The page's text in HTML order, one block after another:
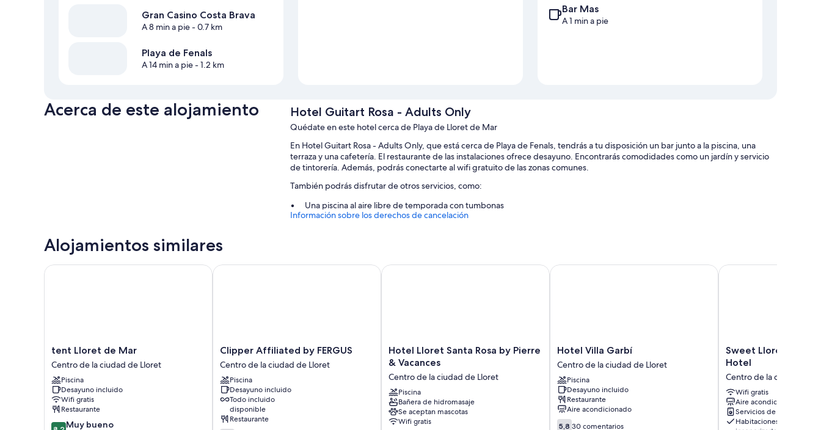
Gran Casino Costa Brava
A 8 min a pie- 0.7 km
Playa de Fenals
A 14 min a pie- 1.2 km
Bar Mas
A 1 min a pie
Acerca de este alojamiento Hotel Guitart Rosa - Adults Only
Quédate en este hotel cerca de Playa de Lloret de Mar
En Hotel Guitart Rosa - Adults Only, que está cerca de Playa de Fenals, tendrás a tu disposición un bar junto a la piscina, una
terraza y una cafetería. El restaurante de las instalaciones ofrece desayuno. Encontrarás comodidades como un jardín y servicio
de tintorería. Además, podrás conectarte al wifi gratuito de las zonas comunes.
También podrás disfrutar de otros servicios, como:
Una piscina al aire libre de temporada con tumbonas
Aparcamiento (de pago), una mesa de billar y un ascensor
Características de la habitación
Televisiones de 20 pulgadas con canales por cable
Balcones, servicio de limpieza diario y teléfonos
Información sobre los derechos de cancelación
Alojamientos similares
tent
Lloret
de
Mar
Centro
de
la
ciudad
tent Lloret de Mar
Centro de la ciudad de Lloret
Piscina
Desayuno incluido
Wifi gratis
Restaurante
8.2 Muy bueno
tent Lloret de Mar
Clipper
Affiliated
by
FERGUS
Centro
de
la
ciudad
Clipper Affiliated by FERGUS
Centro de la ciudad de Lloret
Piscina
Desayuno incluido
Todo incluido
disponible
Restaurante
Clipper Affiliated by FERGUS
Hotel
Lloret
Rosa
by
Pierre
&
Vacances
Hotel Lloret Santa Rosa by Pierre
& Vacances
Centro de la ciudad de Lloret
Piscina
Bañera de hidromasaje
Se aceptan mascotas
Wifi gratis
Hotel Lloret Santa Rosa by Pierre & Vacances
Hotel
Villa
Garbí
Centro
de
la
ciudad
de
Hotel Villa Garbí
Centro de la ciudad de Lloret
Piscina
Desayuno incluido
Restaurante
Aire acondicionado
5.8
5,8 30 comentarios
Hotel Villa Garbí
Sweet
Lloret
-
Smart
Hotel
Centro
de
Sweet Lloret Suites
Hotel
Centro de la ciudad de
Wifi gratis
Aire acondicionado
Servicios de lavandería
Habitaciones
Sweet Lloret Suites -